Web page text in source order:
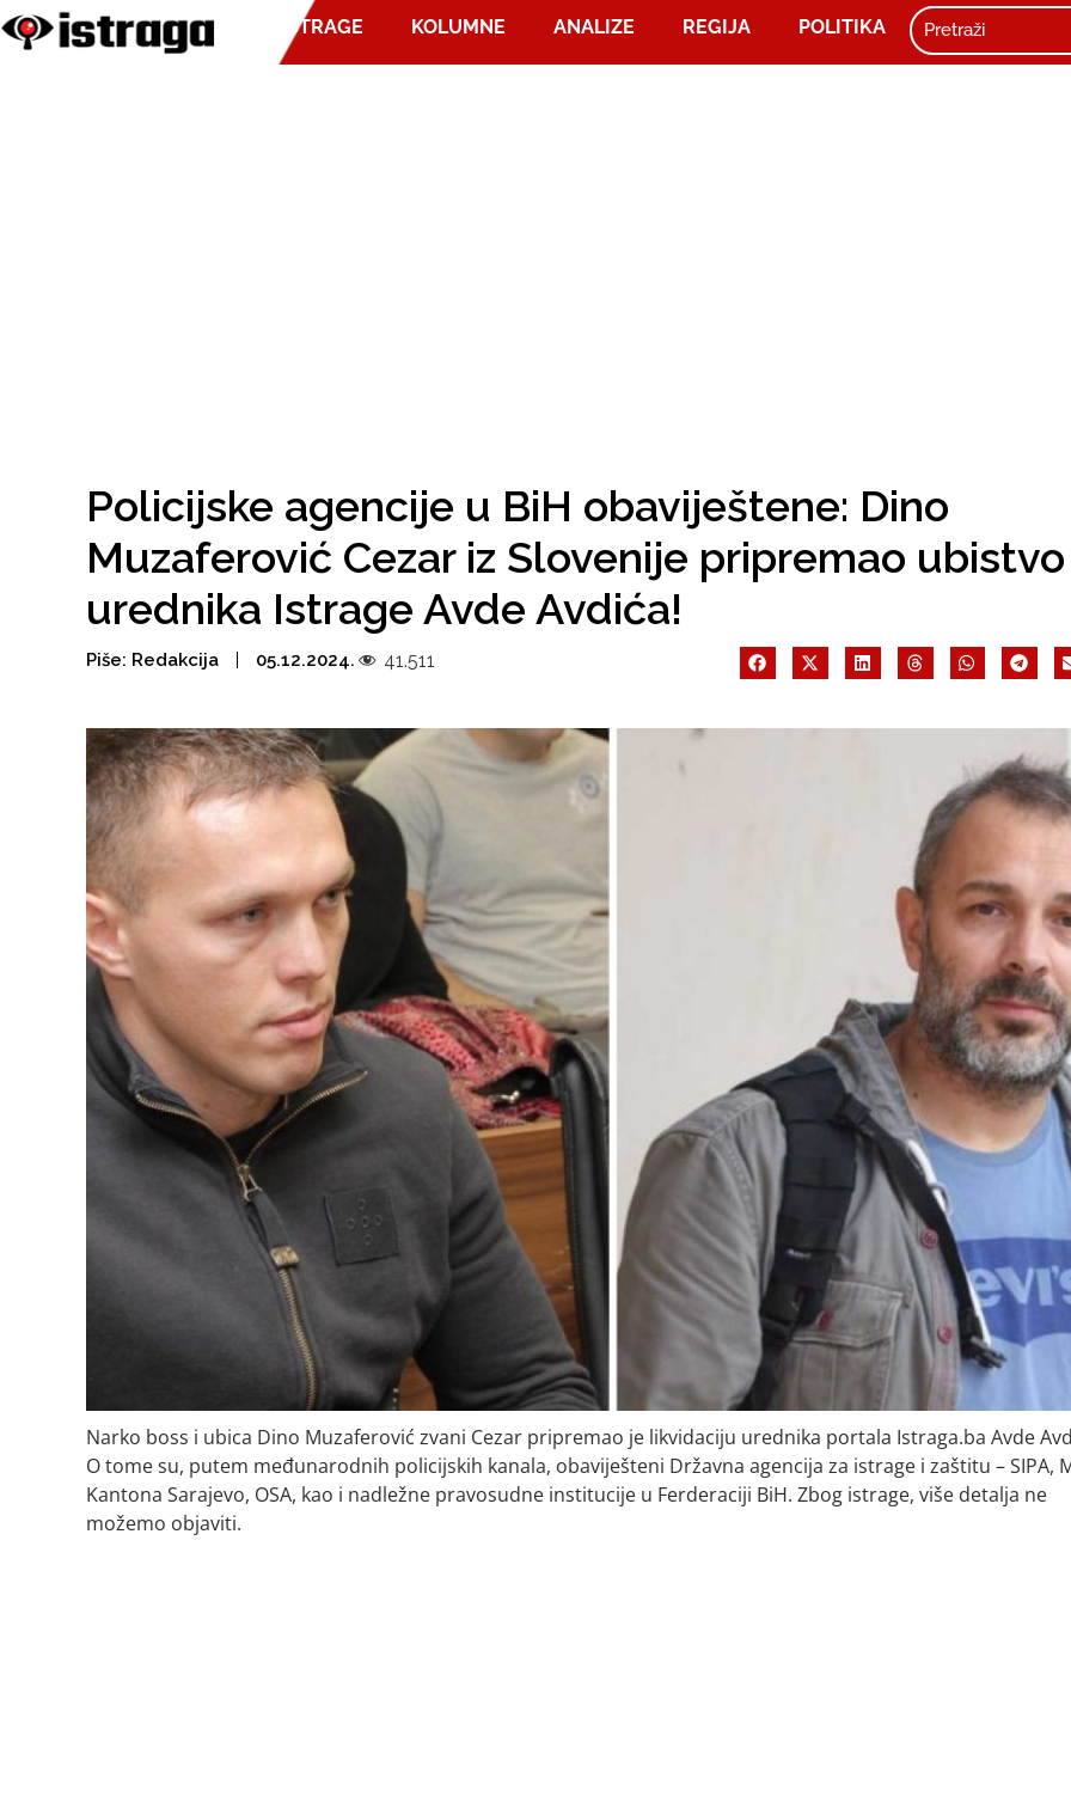
ISTRAGE KOLUMNE ANALIZE REGIJA POLITIKA
Policijske agencije u BiH obaviještene: Dino
Muzaferović Cezar iz Slovenije pripremao ubistvo
urednika Istrage Avde Avdića!
Piše: Redakcija 05.12.2024. 41.511
Narko boss i ubica Dino Muzaferović zvani Cezar pripremao je likvidaciju urednika portala Istraga.ba Avde
O tome su, putem međunarodnih policijskih kanala, obaviješteni Državna agencija za istrage i zaštitu – SIPA,
Kantona Sarajevo, OSA, kao i nadležne pravosudne institucije u Ferderaciji BiH. Zbog istrage, više detalja ne
možemo objaviti.